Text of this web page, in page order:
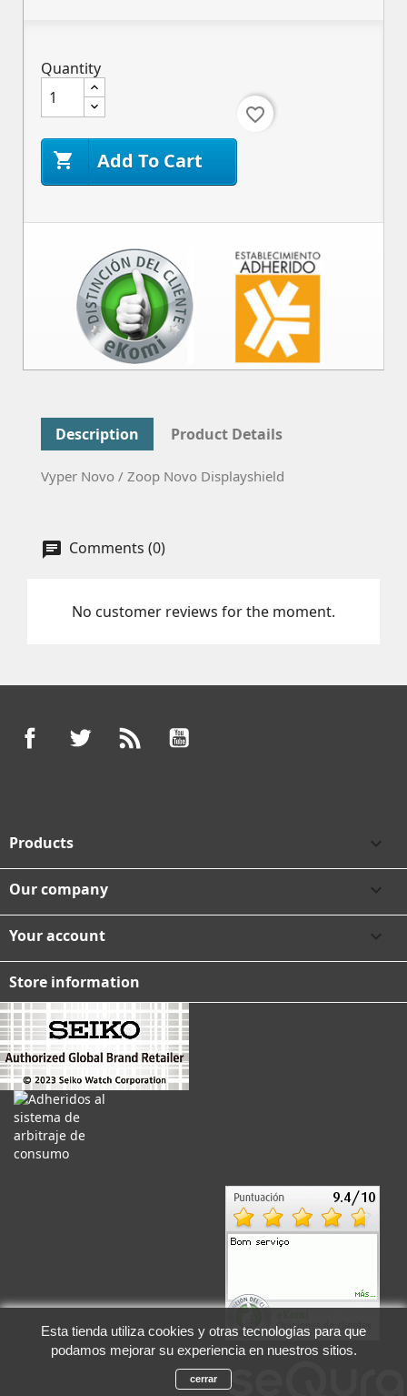
Quantity
 Add To Cart
favorite_border
Description Product Details
Vyper Novo / Zoop Novo Displayshield
Comments (0)
No customer reviews for the moment.
FacebookTwitter
Products 
Our company 
Your account 
Store information
Esta tienda utiliza cookies y otras tecnologías para que
podamos mejorar su experiencia en nuestros sitios.
cerrar